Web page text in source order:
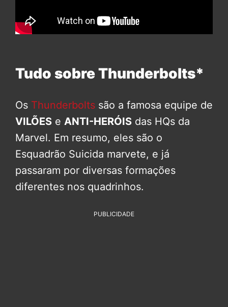
Tudo sobre Thunderbolts*
Os Thunderbolts são a famosa equipe de
VILÕES e ANTI-HERÓIS das HQs da
Marvel. Em resumo, eles são o
Esquadrão Suicida marvete, e já
passaram por diversas formações
diferentes nos quadrinhos.
PUBLICIDADE